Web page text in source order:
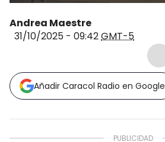
Andrea Maestre
31/10/2025 - 09:42GMT-5
Añadir Caracol Radio en Google